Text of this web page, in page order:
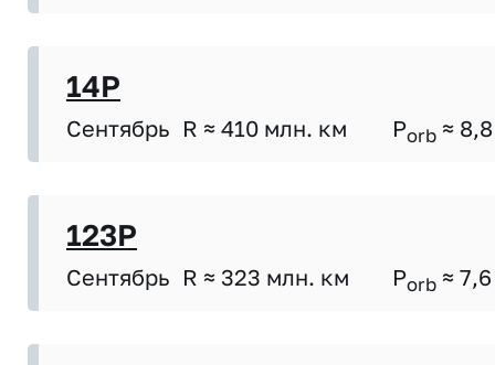
14P
Сентябрь R ≈ 410 млн. км Porb ≈ 8,8
123P
Сентябрь R ≈ 323 млн. км Porb ≈ 7,6